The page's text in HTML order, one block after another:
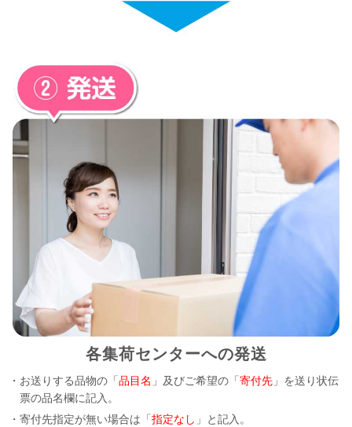
各集荷センターへの発送
・お送りする品物の「品目名 」及びご希望の「寄付先 」を送り状伝
票の品名欄に記入。
・寄付先指定が無い場合は「指定なし 」と記入。